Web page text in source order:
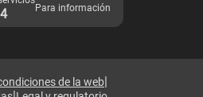
Para información
de la web|